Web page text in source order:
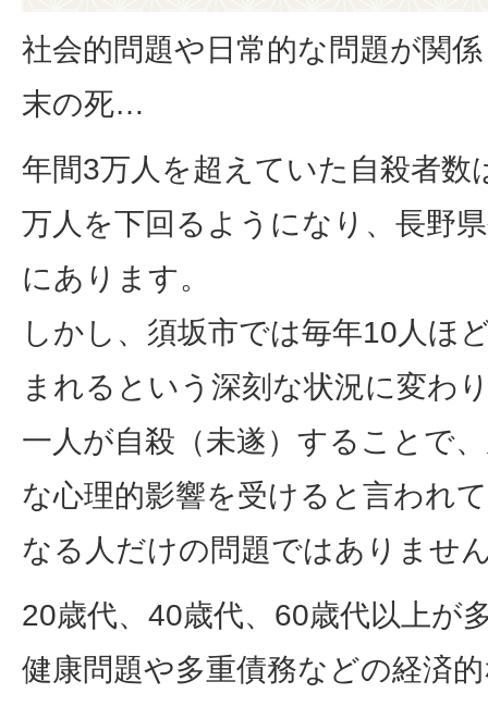
社会的問題や日常的な問題が関
末の死…
年間3万人を超えていた自殺者数
万人を下回るようになり、長野
にあります。
しかし、須坂市では毎年10人ほ
まれるという深刻な状況に変わ
一人が自殺（未遂）することで
な心理的影響を受けると言われ
なる人だけの問題ではありませ
20歳代、40歳代、60歳代以上が
健康問題や多重債務などの経済